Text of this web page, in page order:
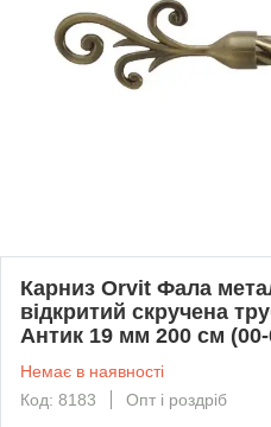
Карниз Orvit Фала
відкритий скручена
Антик 19 мм 200 см (00-
Немає в наявності
Код: 8183
Опт і роздріб